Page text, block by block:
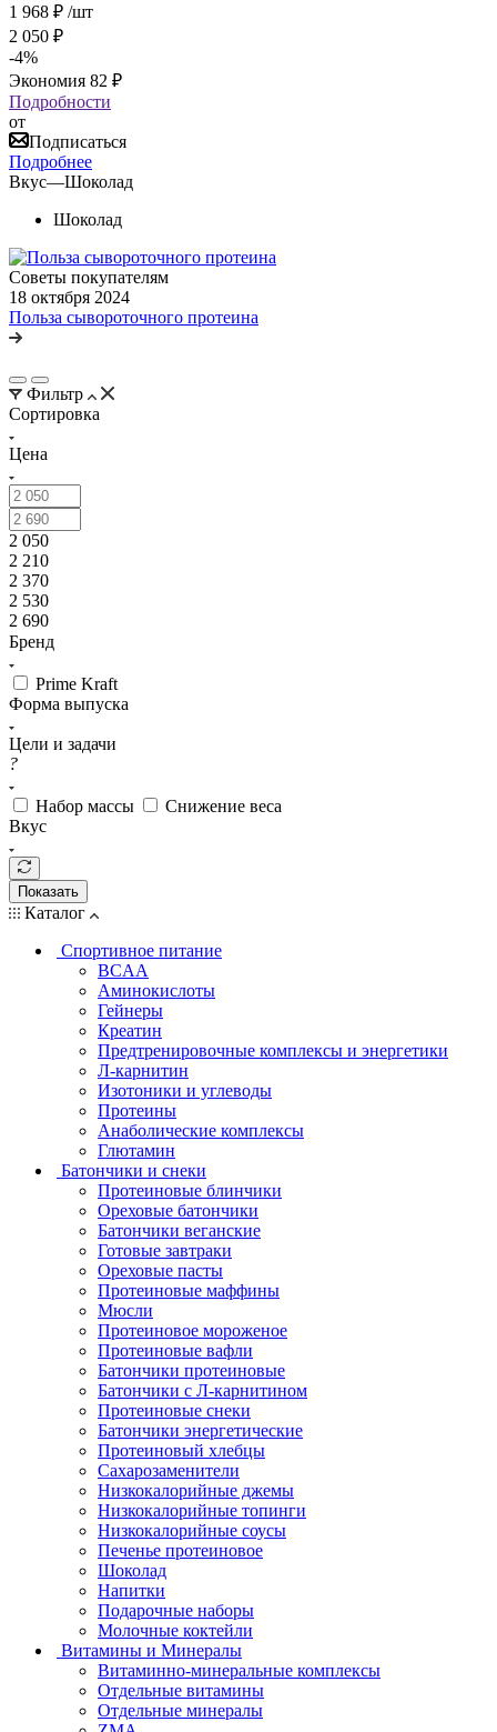
1 968 ₽ /шт
2 050 ₽
-4%
Экономия 82 ₽
Подробности
от
Подписаться
Подробнее
Вкус—Шоколад
Шоколад
Советы покупателям
18 октября 2024
Польза сывороточного протеина
Фильтр
Сортировка
Цена
2 050
2 210
2 370
2 530
2 690
Бренд
Prime Kraft
Форма выпуска
Цели и задачи
?
Набор массы
Снижение веса
Вкус
Показать
Каталог
Спортивное питание
BCAA
Аминокислоты
Гейнеры
Креатин
Предтренировочные комплексы и энергетики
Л-карнитин
Изотоники и углеводы
Протеины
Анаболические комплексы
Глютамин
Батончики и снеки
Протеиновые блинчики
Ореховые батончики
Батончики веганские
Готовые завтраки
Ореховые пасты
Протеиновые маффины
Мюсли
Протеиновое мороженое
Протеиновые вафли
Батончики протеиновые
Батончики с Л-карнитином
Протеиновые снеки
Батончики энергетические
Протеиновый хлебцы
Сахарозаменители
Низкокалорийные джемы
Низкокалорийные топинги
Низкокалорийные соусы
Печенье протеиновое
Шоколад
Напитки
Подарочные наборы
Молочные коктейли
Витамины и Минералы
Витаминно-минеральные комплексы
Отдельные витамины
Отдельные минералы